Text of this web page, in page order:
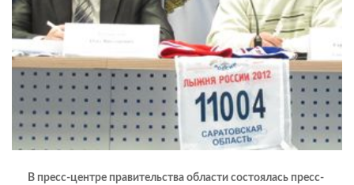
В пресс-центре правительства области состоялась пресс-